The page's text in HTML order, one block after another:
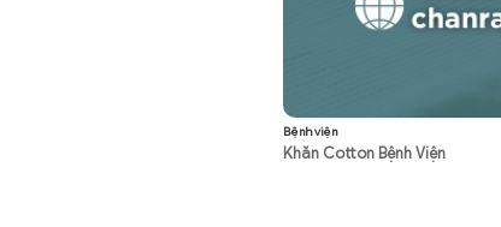
Bệnh viện
Khăn Cotton Bệnh Viện